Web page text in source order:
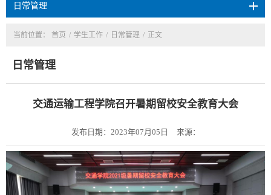
日常管理
当前位置： 首页 / 学生工作 / 日常管理 / 正文
日常管理
交通运输工程学院召开暑期留校安全教育大会
发布日期：2023年07月05日 来源：